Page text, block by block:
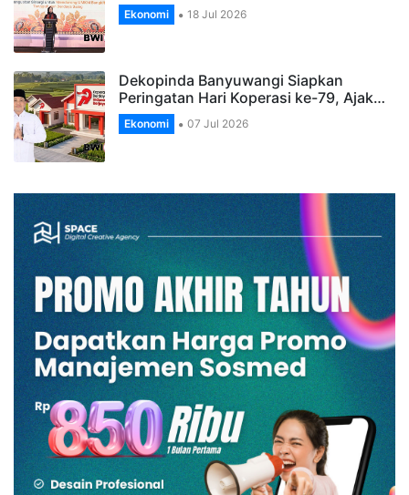
Ekonomi 18 Jul 2026
Dekopinda Banyuwangi Siapkan
Peringatan Hari Koperasi ke-79, Ajak…
Ekonomi 07 Jul 2026